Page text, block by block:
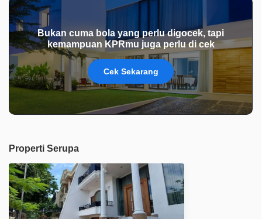
Bukan cuma bola yang perlu digocek, tapi
kemampuan KPRmu juga perlu di cek
Cek Sekarang
Properti Serupa